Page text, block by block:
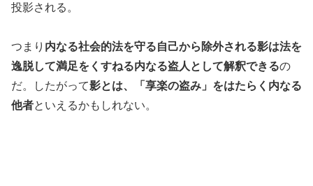
投影される。
つまり 内なる社会的法を守る自己から除外される影は法を
逸脱して満足をくすねる内なる盗人として解釈できるの
だ。したがって影とは、「享楽の盗み」をはたらく内なる
他者といえるかもしれない。